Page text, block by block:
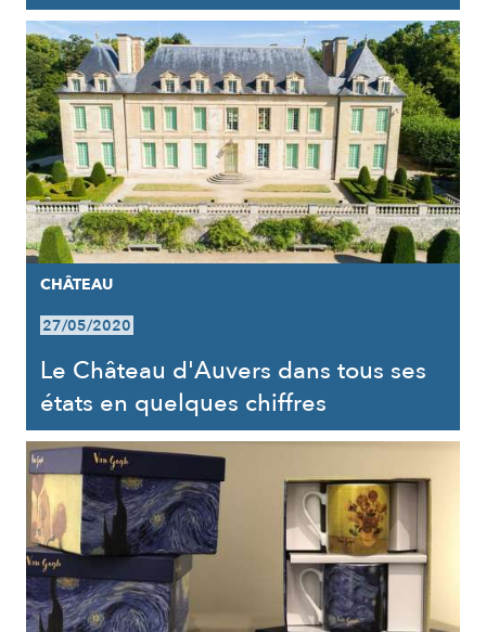
CHÂTEAU
27/05/2020
Le Château d'Auvers dans tous ses
états en quelques chiffres